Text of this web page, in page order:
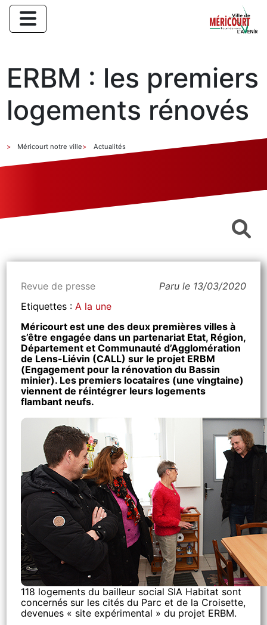
ERBM : les premiers
logements rénovés
Méricourt notre ville Actualités
Revue de presse
Etiquettes :A la une
Paru le 13/03/2020
Méricourt est une des deux premières villes à
s’être engagée dans un partenariat Etat, Région,
Département et Communauté d’Agglomération
de Lens-Liévin (CALL) sur le projet ERBM
(Engagement pour la rénovation du Bassin
minier). Les premiers locataires (une vingtaine)
viennent de réintégrer leurs logements
flambant neufs.
118 logements du bailleur social SIA Habitat sont
concernés sur les cités du Parc et de la Croisette,
devenues « site expérimental » du projet ERBM.